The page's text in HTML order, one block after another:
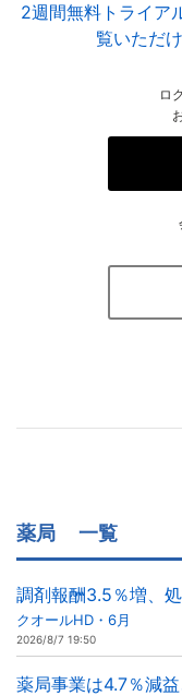
2週間無料トライア
覧いただ
ロ
薬局 一覧
調剤報酬3.5％増、
クオールHD・6月
2026/8/7 19:50
薬局事業は4.7％減